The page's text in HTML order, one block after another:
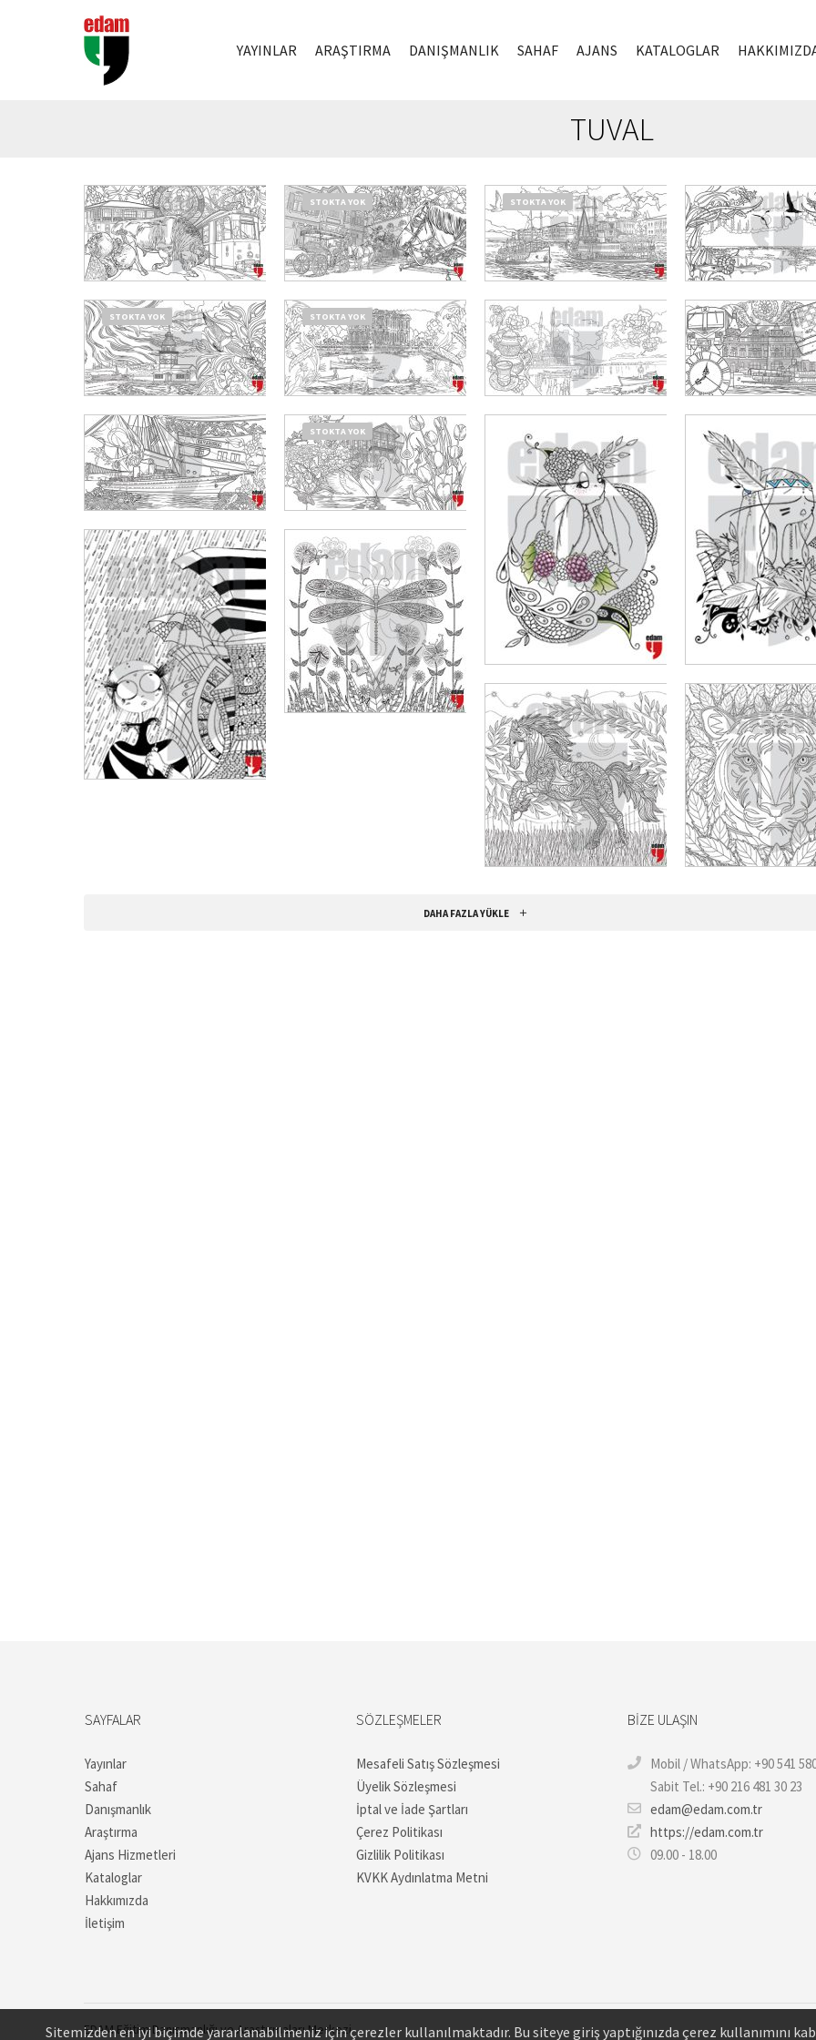
YAYINLAR ARAŞTIRMA DANIŞMANLIK SAHAF AJANS KATALOGLAR
TUVAL
₺750,00 ₺562,50
STOKTA YOK STOKTA YOK
₺750,00 ₺
STOKTA YOK
STOKTA YOK
₺750,00₺562,50 ₺750,00₺
₺750,00₺562,50
STOKTA YOK
₺600,00₺450,00 ₺600,00₺
₺600,00₺450,00
₺800,00₺600,00
₺800,00₺600,00 ₺800,00₺
DAHA FAZLA YÜKLE
SAYFALAR
Yayınlar
Sahaf
Danışmanlık
Araştırma
Ajans Hizmetleri
Kataloglar
Hakkımızda
İletişim
SÖZLEŞMELER
Mesafeli Satış Sözleşmesi
Üyelik Sözleşmesi
İptal ve İade Şartları
Çerez Politikası
Gizlilik Politikası
KVKK Aydınlatma Metni
BIZE ULAŞIN
Mobil / WhatsApp: +90 541
Sabit Tel.: +90 216 481 30 23
edam@edam.com.tr
https://edam.com.tr
09.00 - 18.00
EDAMEğitim Danışmanlığı ve Araştırmaları Merkezi
Sitemizden en iyi biçimde yararlanabilmeniz için çerezler kullanılmaktadır. Bu siteye giriş yaptığınızda çerez kullanımını